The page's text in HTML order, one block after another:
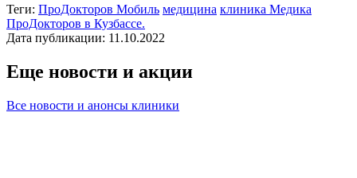
Теги: ПроДокторов Мобиль медицина клиника Медика
ПроДокторов в Кузбассе.
Дата публикации: 11.10.2022
Еще новости и акции
Все новости и анонсы клиники